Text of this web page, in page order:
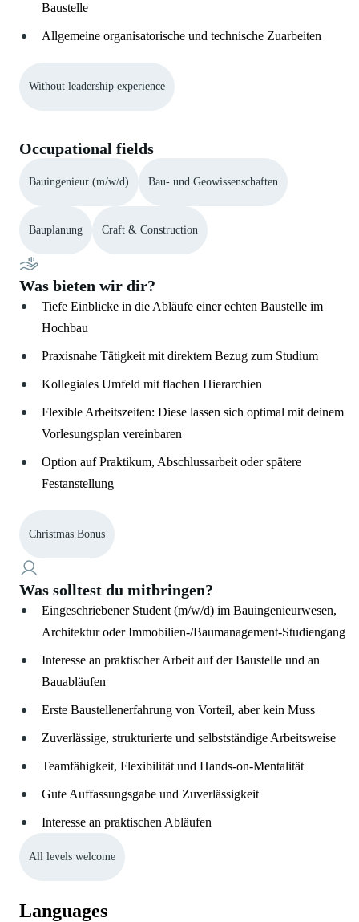
Baustelle
Allgemeine organisatorische und technische Zuarbeiten
Without leadership experience
Occupational fields
Bauingenieur (m/w/d) Bau- und Geowissenschaften
Bauplanung Craft & Construction
Was bieten wir dir?
Tiefe Einblicke in die Abläufe einer echten Baustelle im
Hochbau
Praxisnahe Tätigkeit mit direktem Bezug zum Studium
Kollegiales Umfeld mit flachen Hierarchien
Flexible Arbeitszeiten: Diese lassen sich optimal mit deinem
Vorlesungsplan vereinbaren
Option auf Praktikum, Abschlussarbeit oder spätere
Festanstellung
Christmas Bonus
Was solltest du mitbringen?
Eingeschriebener Student (m/w/d) im Bauingenieurwesen,
Architektur oder Immobilien-/Baumanagement-Studiengang
Interesse an praktischer Arbeit auf der Baustelle und an
Bauabläufen
Erste Baustellenerfahrung von Vorteil, aber kein Muss
Zuverlässige, strukturierte und selbstständige Arbeitsweise
Teamfähigkeit, Flexibilität und Hands-on-Mentalität
Gute Auffassungsgabe und Zuverlässigkeit
Interesse an praktischen Abläufen
All levels welcome
Languages